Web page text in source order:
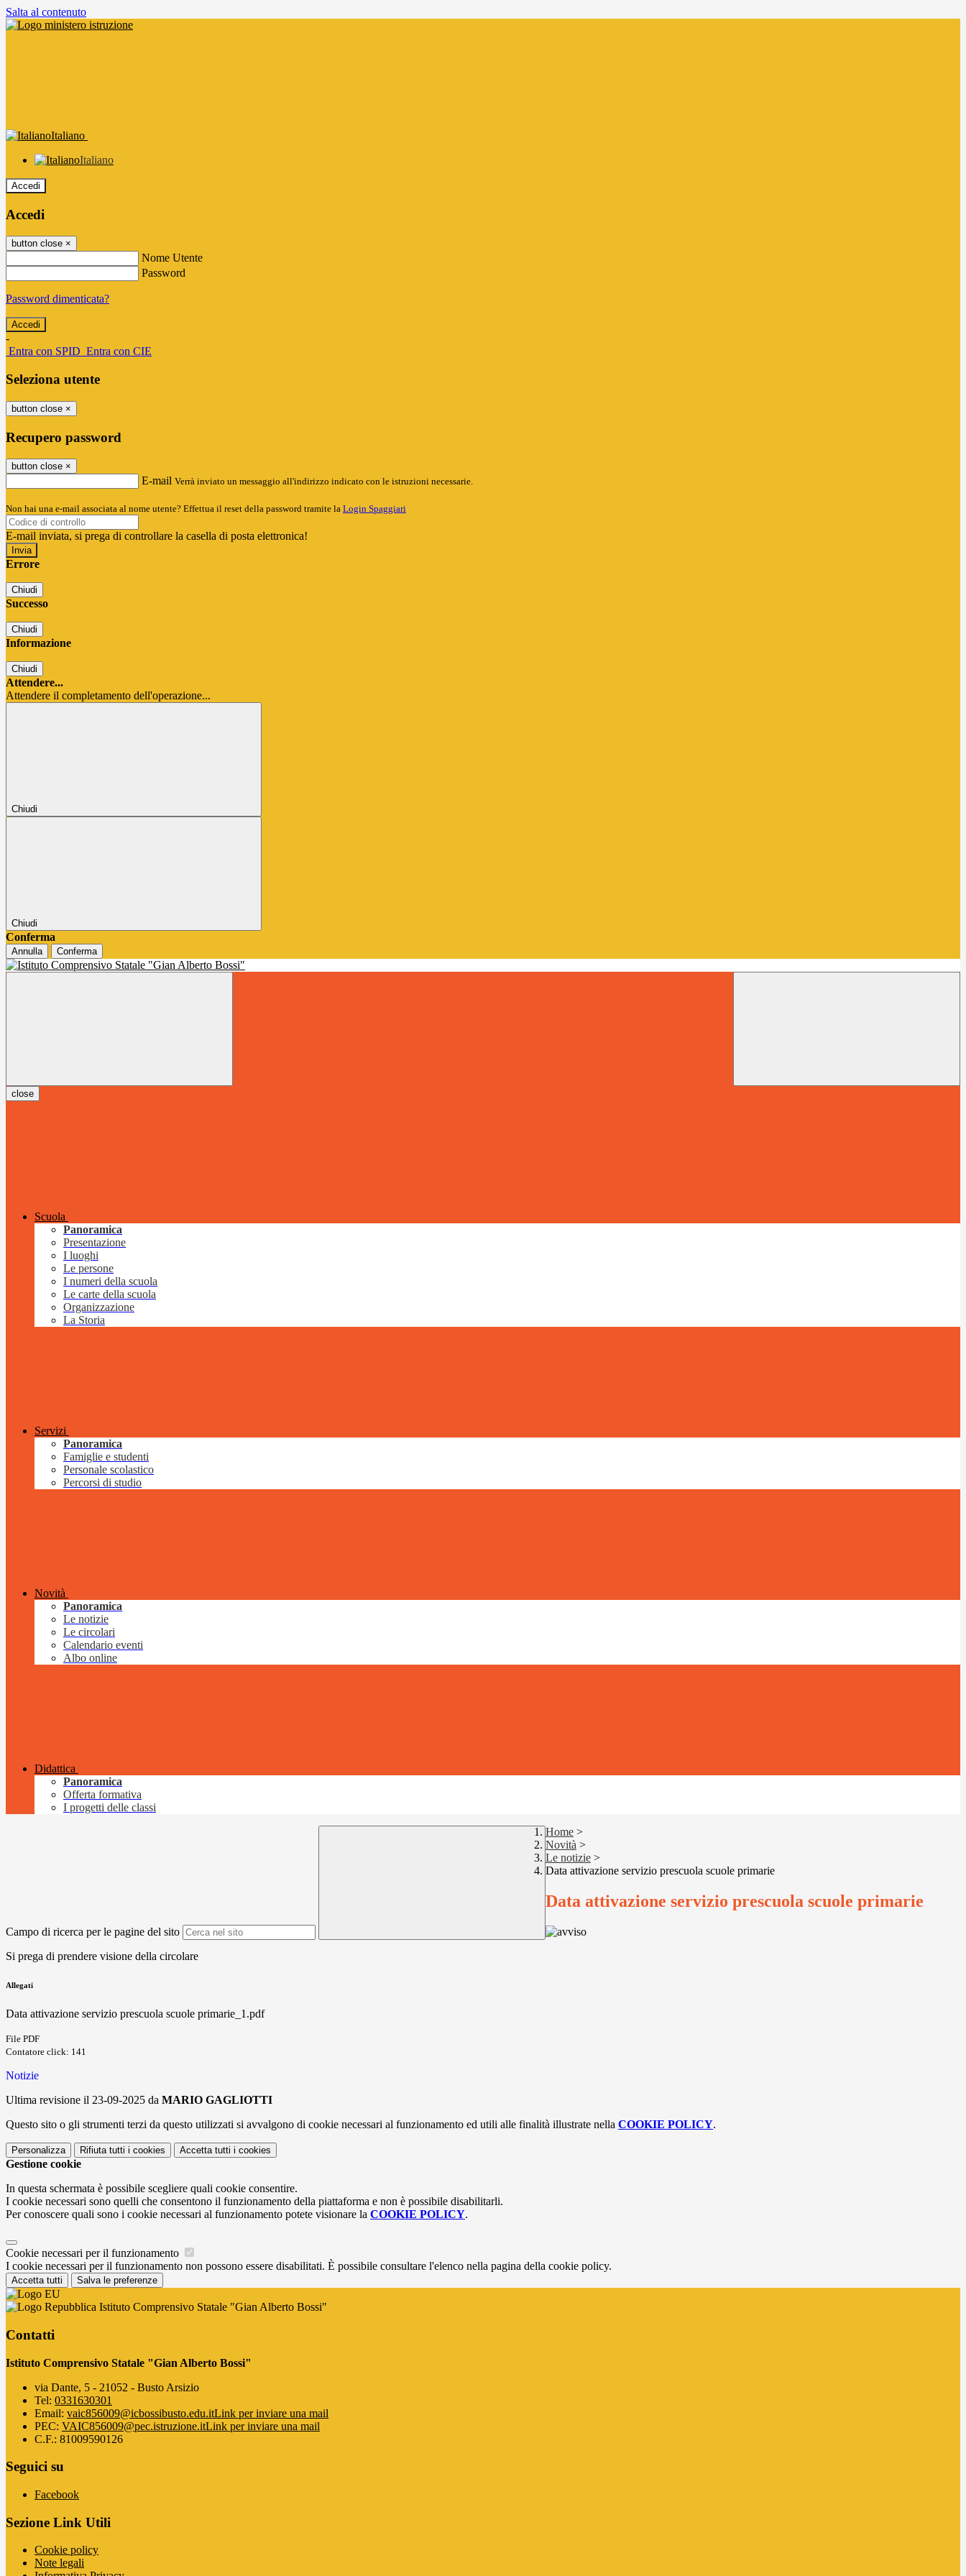
Salta al contenuto
Italiano
Italiano
Accedi
Accedi
button close ×
Nome Utente
Password
Password dimenticata?
-
Entra con SPID Entra con CIE
Seleziona utente
button close ×
Recupero password
button close ×
E-mail Verrà inviato un messaggio all'indirizzo indicato con le istruzioni necessarie.
Non hai una e-mail associata al nome utente? Effettua il reset della password tramite la Login Spaggiari
E-mail inviata, si prega di controllare la casella di posta elettronica!
Errore
Chiudi
Successo
Chiudi
Informazione
Chiudi
Attendere...
Attendere il completamento dell'operazione...
Chiudi
Chiudi
Conferma
Annulla Conferma
close
Scuola
Panoramica
Presentazione
I luoghi
Le persone
I numeri della scuola
Le carte della scuola
Organizzazione
La Storia
Servizi
Panoramica
Famiglie e studenti
Personale scolastico
Percorsi di studio
Novità
Panoramica
Le notizie
Le circolari
Calendario eventi
Albo online
Didattica
Panoramica
Offerta formativa
I progetti delle classi
Campo di ricerca per le pagine del sito
Home >
Novità >
Le notizie >
Data attivazione servizio prescuola scuole primarie
Data attivazione servizio prescuola scuole primarie
Si prega di prendere visione della circolare
Allegati
Data attivazione servizio prescuola scuole primarie_1.pdf
File PDF
Contatore click: 141
Notizie
Ultima revisione il 23-09-2025 da MARIO GAGLIOTTI
Questo sito o gli strumenti terzi da questo utilizzati si avvalgono di cookie necessari al funzionamento ed utili alle finalità illustrate nella COOKIE POLICY.
Personalizza Rifiuta tutti i cookies Accetta tutti i cookies
Gestione cookie
In questa schermata è possibile scegliere quali cookie consentire.
I cookie necessari sono quelli che consentono il funzionamento della piattaforma e non è possibile disabilitarli.
Per conoscere quali sono i cookie necessari al funzionamento potete visionare la COOKIE POLICY.
Cookie necessari per il funzionamento
I cookie necessari per il funzionamento non possono essere disabilitati. È possibile consultare l'elenco nella pagina della cookie policy.
Accetta tutti Salva le preferenze
Istituto Comprensivo Statale "Gian Alberto Bossi"
Contatti
Istituto Comprensivo Statale "Gian Alberto Bossi"
via Dante, 5 - 21052 - Busto Arsizio
Tel: 0331630301
Email: vaic856009@icbossibusto.edu.itLink per inviare una mail
PEC: VAIC856009@pec.istruzione.itLink per inviare una mail
C.F.: 81009590126
Seguici su
Facebook
Sezione Link Utili
Cookie policy
Note legali